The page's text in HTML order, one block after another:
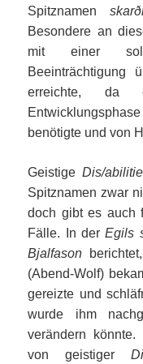
Spitznamen
Besondere an
mit einer
Beeinträchtigung
erreichte, da
benötigte und von
Geistige Dis/
Spitznamen zwar
doch gibt es auch
Fälle. In derEgils
Bjalfason
(Abend-Wolf)
gereizte und
wurde ihm
verändern
von geistiger